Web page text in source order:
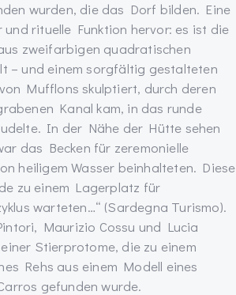
wurden, die das Dorf bilden. Eine
rituelle Funktion hervor: es ist die
zweifarbigen quadratischen
– und einem sorgfältig gestalteten
Mufflons skulptiert, durch deren
Kanal kam, in das runde
In der Nähe der Hütte sehen
das Becken für zeremonielle
heiligem Wasser beinhalteten. Diese
zu einem Lagerplatz für
warteten…“ (Sardegna Turismo).
Maurizio Cossu und Lucia
Stierprotome, die zu einem
Rehs aus einem Modell eines
gefunden wurde.